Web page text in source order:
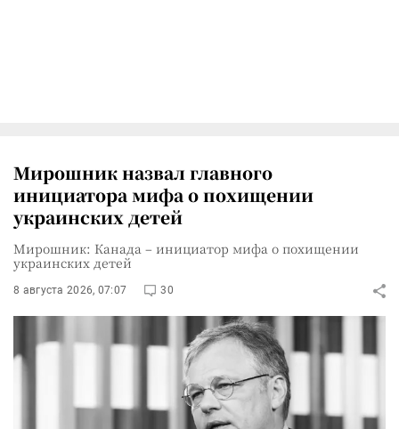
Мирошник назвал главного
инициатора мифа о похищении
украинских детей
Мирошник: Канада – инициатор мифа о похищении
украинских детей
8 августа 2026, 07:07 30